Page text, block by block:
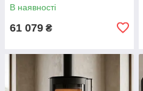
В наявності
61 079 ₴